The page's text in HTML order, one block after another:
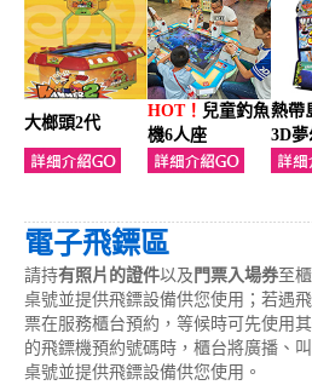
大榔頭2代
HOT！ 兒童釣魚
機6人座
熱帶
3D
電子飛鏢區
請持有照片的證件以及 門票入場券至
桌號並提供飛鏢設備供您使用；若遇
票在服務櫃台預約，等候時可先使用
的飛鏢機預約號碼時，櫃台將廣播、
桌號並提供飛鏢設備供您使用。